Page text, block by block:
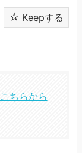
Keepする
こちらから